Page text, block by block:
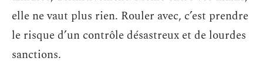
elle ne vaut plus rien. Rouler avec, c’est prendre
le risque d’un contrôle désastreux et de lourdes
sanctions.